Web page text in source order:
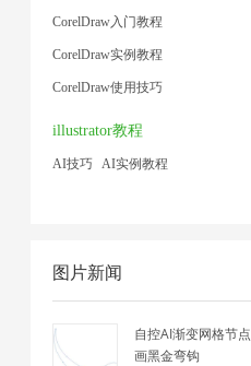
CorelDraw入门教程
CorelDraw实例教程
CorelDraw使用技巧
illustrator教程
AI技巧 AI实例教程
图片新闻
自控AI渐变网格节点
画黑金弯钩